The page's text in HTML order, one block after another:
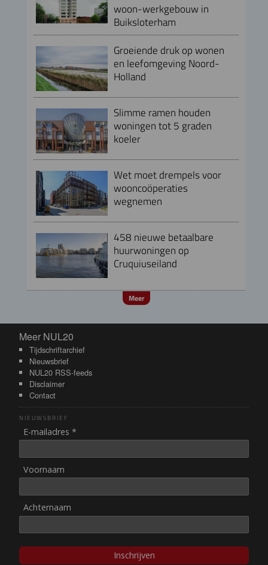
woon-werkgebouw in
Buiksloterham
Groeiende druk op wonen
en leefomgeving Noord-
Holland
Slimme ramen houden
woningen tot 5 graden
koeler
Wet moet drempels voor
wooncoöperaties
wegnemen
458 nieuwe betaalbare
huurwoningen op
Cruquiuseiland
Meer
Meer NUL20
Meer NUL20
Tijdschriftarchief
Nieuwsbrief
NUL20 RSS-feeds
Disclaimer
Contact
NIEUWSBRIEF
E-mailadres *
Voornaam
Achternaam
Inschrijven